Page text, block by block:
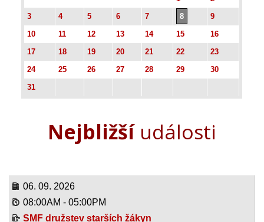
3
4 5 6 7 8
9
10
11 12 13 14 15
16
17
18 19 20 21 22
23
24
25 26 27 28 29
30
31
Nejbližšíudálosti
06. 09. 2026
08:00AM - 05:00PM
SMF družstev starších žákyn